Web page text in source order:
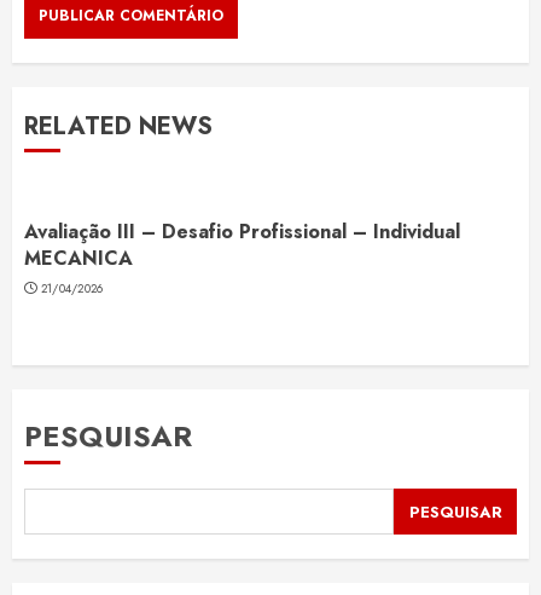
RELATED NEWS
Avaliação III – Desafio Profissional – Individual
MECANICA
21/04/2026
PESQUISAR
PESQUISAR